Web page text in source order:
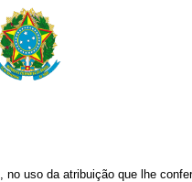
, no uso da atribuição que lhe